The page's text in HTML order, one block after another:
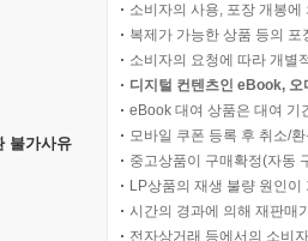
불가사유
소비자의 사용, 포장 개봉
복제가 가능한 상품 등의
소비자의 요청에 따라 개별
디지털 컨텐츠인 eBook,
eBook 대여 상품은 대여 기
모바일 쿠폰 등록 후 취소/
중고상품이 구매확정(자동
LP상품의 재생 불량 원인
시간의 경과에 의해 재판매
전자상거래 등에서의 소비